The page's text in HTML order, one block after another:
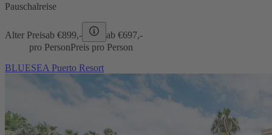
Pauschalreise
Alter Preisab €899,- ab €697,-
pro PersonPreis pro Person
BLUESEA Puerto Resort